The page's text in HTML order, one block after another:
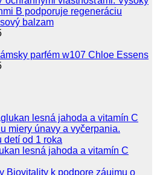
balzam
parfém w107 Chloe Essens
lesná jahoda a vitamín C